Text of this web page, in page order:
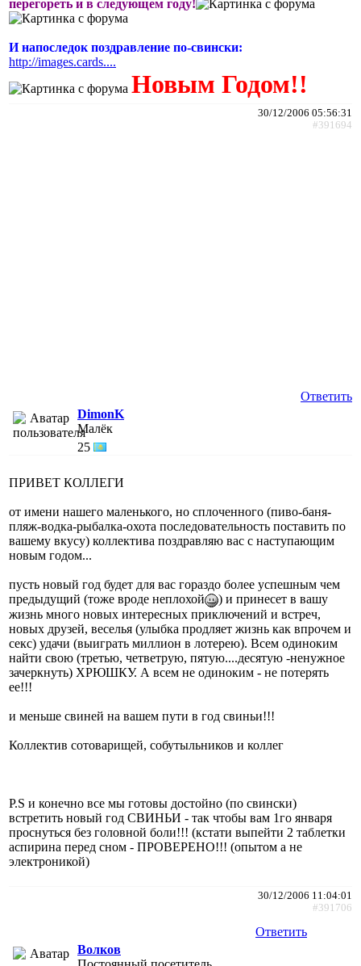
перегореть и в следующем году!
И напоследок поздравление по-свински:
http://images.cards....
Новым Годом!!
30/12/2006 05:56:31
#391694
Ответить
DimonK
Малёк
25
ПРИВЕТ КОЛЛЕГИ
от имени нашего маленького, но сплоченного (пиво-баня-
пляж-водка-рыбалка-охота последовательность поставить по
вашему вкусу) коллектива поздравляю вас с наступающим
новым годом...
пусть новый год будет для вас гораздо более успешным чем
предыдущий (тоже вроде неплохой
) и принесет в вашу
жизнь много новых интересных приключений и встреч,
новых друзей, веселья (улыбка продляет жизнь как впрочем и
секс) удачи (выиграть миллион в лотерею). Всем одиноким
найти свою (третью, четветрую, пятую....десятую -ненужное
зачеркнуть) ХРЮШКУ. А всем не одиноким - не потерять
ее!!!
и меньше свиней на вашем пути в год свиньи!!!
Коллектив сотоварищей, собутыльников и коллег
P.S и конечно все мы готовы достойно (по свински)
встретить новый год СВИНЬИ - так чтобы вам 1го января
проснуться без головной боли!!! (кстати выпейти 2 таблетки
аспирина перед сном - ПРОВЕРЕНО!!! (опытом а не
электроникой)
30/12/2006 11:04:01
#391706
Ответить
Волков